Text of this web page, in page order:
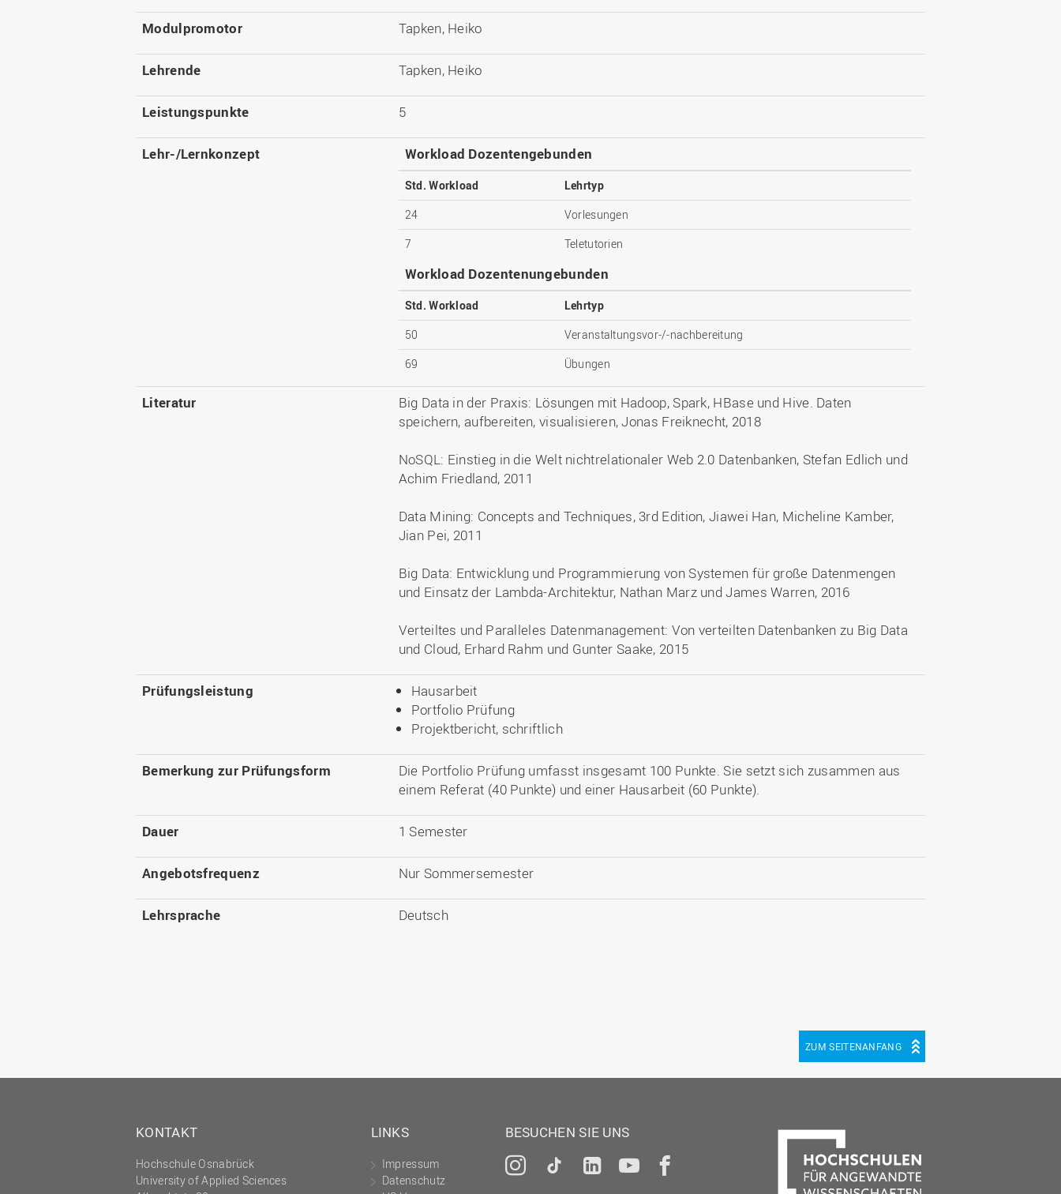
Modulpromotor Tapken, Heiko
Lehrende Tapken, Heiko
Leistungspunkte 5
Lehr-/Lernkonzept Workload Dozentengebunden
Std. Workload
Lehrtyp
24
Vorlesungen
7
Teletutorien
Workload Dozentenungebunden
Std. Workload
Lehrtyp
50
Veranstaltungsvor-/-nachbereitung
69
Übungen
Literatur
Big Data in der Praxis: Lösungen mit Hadoop, Spark, HBase und Hive. Daten
speichern, aufbereiten, visualisieren, Jonas Freiknecht, 2018
NoSQL: Einstieg in die Welt nichtrelationaler Web 2.0 Datenbanken, Stefan Edlich und
Achim Friedland, 2011
Data Mining: Concepts and Techniques, 3rd Edition, Jiawei Han, Micheline Kamber,
Jian Pei, 2011
Big Data: Entwicklung und Programmierung von Systemen für große Datenmengen
und Einsatz der Lambda-Architektur, Nathan Marz und James Warren, 2016
Verteiltes und Paralleles Datenmanagement: Von verteilten Datenbanken zu Big Data
und Cloud, Erhard Rahm und Gunter Saake, 2015
Prüfungsleistung
Hausarbeit
Portfolio Prüfung
Projektbericht, schriftlich
Bemerkung zur Prüfungsform
Die Portfolio Prüfung umfasst insgesamt 100 Punkte. Sie setzt sich zusammen aus
einem Referat (40 Punkte) und einer Hausarbeit (60 Punkte).
Dauer 1 Semester
Angebotsfrequenz Nur Sommersemester
Lehrsprache Deutsch
ZUM SEITENANFANG
KONTAKT
Hochschule Osnabrück
University of Applied Sciences
LINKS
Impressum
Datenschutz
BESUCHEN SIE UNS
Instagram
TiktokLinkedInYouTube